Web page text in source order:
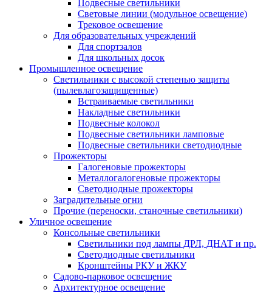
Подвесные светильники
Световые линии (модульное освещение)
Трековое освещение
Для образовательных учреждений
Для спортзалов
Для школьных досок
Промышленное освещение
Светильники с высокой степенью защиты
(пылевлагозащищенные)
Встраиваемые светильники
Накладные светильники
Подвесные колокол
Подвесные светильники ламповые
Подвесные светильники светодиодные
Прожекторы
Галогеновые прожекторы
Металлогалогеновые прожекторы
Светодиодные прожекторы
Заградительные огни
Прочие (переноски, станочные светильники)
Уличное освещение
Консольные светильники
Cветильники под лампы ДРЛ, ДНАТ и пр.
Cветодиодные светильники
Кронштейны РКУ и ЖКУ
Садово-парковое освещение
Архитектурное освещение